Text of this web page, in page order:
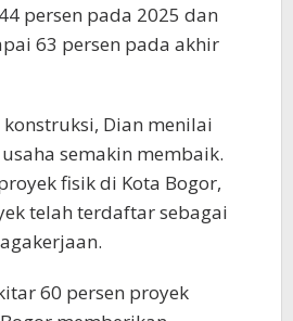
persen pada 2025 dan
63 persen pada akhir
Dian menilai
semakin membaik.
fisik di Kota Bogor,
telah terdaftar sebagai
60 persen proyek